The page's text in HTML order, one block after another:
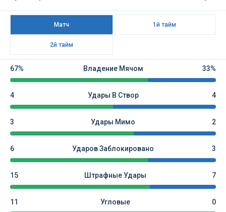
Матч 1й тайм
2й тайм
67% Владение Мячом 33%
4 Удары В Створ 4
3 Удары Мимо 2
6 Ударов Заблокировано 3
15 Штрафные Удары 7
11 Угловые 0